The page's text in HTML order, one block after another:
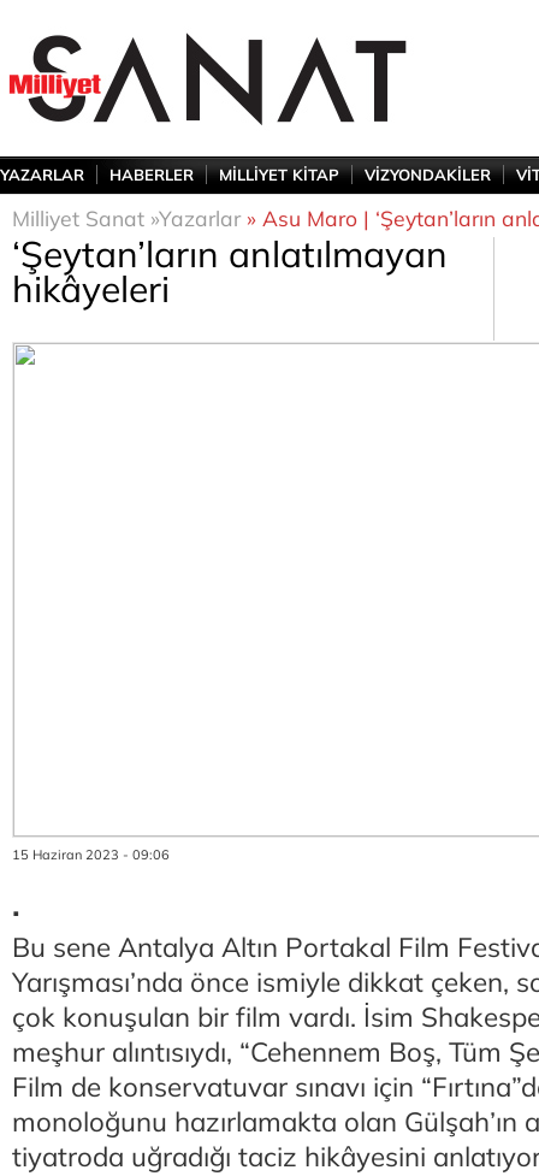
YAZARLAR HABERLER MİLLİYET KİTAP VİZYONDAKİLER
Milliyet Sanat »Yazarlar» Asu Maro | ‘Şeytan’ların
‘Şeytan’ların anlatılmayan
hikâyeleri
15 Haziran 2023 - 09:06
.
Bu sene Antalya Altın Portakal Film
Yarışması’nda önce ismiyle dikkat çeken,
çok konuşulan bir film vardı. İsim
meşhur alıntısıydı, “Cehennem Boş, Tüm
Film de konservatuvar sınavı için
monoloğunu hazırlamakta olan Gülşah’ın
tiyatroda uğradığı taciz hikâyesini